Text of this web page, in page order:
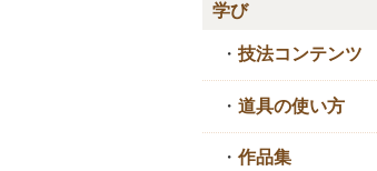
学び
・ 技法コンテンツ
・ 道具の使い方
・ 作品集